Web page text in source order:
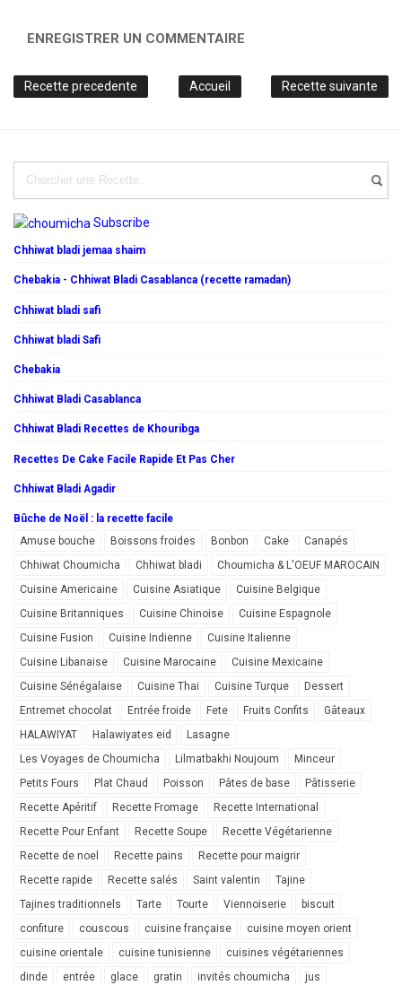
ENREGISTRER UN COMMENTAIRE
Recette precedente Recette suivante
Accueil
Subscribe
Chhiwat bladi jemaa shaim
Chebakia - Chhiwat Bladi Casablanca (recette ramadan)
Chhiwat bladi safi
Chhiwat bladi Safi
Chebakia
Chhiwat Bladi Casablanca
Chhiwat Bladi Recettes de Khouribga
Recettes De Cake Facile Rapide Et Pas Cher
Chhiwat Bladi Agadir
Bûche de Noël : la recette facile
Amuse bouche
Boissons froides Bonbon Cake
Canapés
Chhiwat Choumicha
Chhiwat bladi
Choumicha & L'OEUF MAROCAIN
Cuisine Americaine
Cuisine Asiatique
Cuisine Belgique
Cuisine Britanniques
Cuisine Chinoise
Cuisine Espagnole
Cuisine Fusion
Cuisine Indienne
Cuisine Italienne
Cuisine Libanaise
Cuisine Marocaine
Cuisine Mexicaine
Cuisine Sénégalaise
Cuisine Thai Cuisine Turque
Dessert
Entremet chocolat
Entrée froide Fete Fruits Confits
Gâteaux
HALAWIYAT
Halawiyates eid
Lasagne
Les Voyages de Choumicha
Lilmatbakhi Noujoum
Minceur
Petits Fours
Plat Chaud Poisson Pâtes de base
Pâtisserie
Recette Apéritif
Recette Fromage
Recette International
Recette Pour Enfant
Recette Soupe
Recette Végétarienne
Recette de noel
Recette pains
Recette pour maigrir
Recette rapide
Recette salés Saint valentin
Tajine
Tajines traditionnels
Tarte Tourte Viennoiserie
biscuit
confiture
couscous cuisine française
cuisine moyen orient
cuisine orientale
cuisine tunisienne
cuisines végétariennes
dinde
entrée glace gratin invités choumicha jus